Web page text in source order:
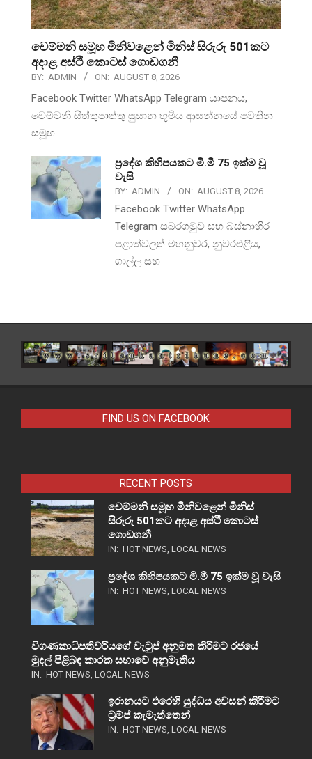
චෙම්මනි සමූහ මිනිවළෙන් මිනිස් සිරුරු 501කට
අදාළ අස්ථි කොටස් ගොඩගනී
BY: ADMIN ON: AUGUST 8, 2026
Facebook Twitter WhatsApp Telegram යාපනය,
චෙම්මනි සිත්තුපාත්තු සුසාන භූමිය ආසන්නයේ පවතින
සමූහ
ප්‍රදේශ කිහිපයකට මි.මී 75 ඉක්ම වූ
වැසි
BY: ADMIN ON: AUGUST 8, 2026
Facebook Twitter WhatsApp
Telegram සබරගමුව සහ බස්නාහිර
පළාත්වලත් මහනුවර, නුවරඑළිය,
ගාල්ල සහ
FIND US ON FACEBOOK
RECENT POSTS
චෙම්මනි සමූහ මිනිවළෙන් මිනිස්
සිරුරු 501කට අදාළ අස්ථි කොටස්
ගොඩගනී
IN: HOT NEWS, LOCAL NEWS
ප්‍රදේශ කිහිපයකට මි.මී 75 ඉක්ම වූ වැසි
IN: HOT NEWS, LOCAL NEWS
විගණකාධිපතිවරියගේ වැටුප් අනුමත කිරීමට රජයේ
මුදල් පිළිබඳ කාරක සභාවේ අනුමැතිය
IN: HOT NEWS, LOCAL NEWS
ඉරානයට එරෙහි යුද්ධය අවසන් කිරීමට
ට්‍රම්ප් කැමැත්තෙන්
IN: HOT NEWS, LOCAL NEWS